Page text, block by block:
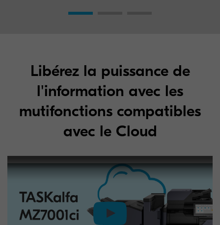
Libérez la puissance de
l'information avec les
mutifonctions compatibles
avec le Cloud